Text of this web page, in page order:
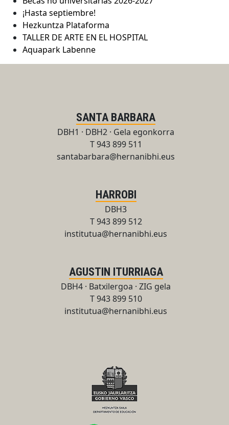
¡Hasta septiembre!
Hezkuntza Plataforma
TALLER DE ARTE EN EL HOSPITAL
Aquapark Labenne
SANTA BARBARA
DBH1 · DBH2 · Gela egonkorra
T 943 899 511
santabarbara@hernanibhi.eus
HARROBI
DBH3
T 943 899 512
institutua@hernanibhi.eus
AGUSTIN ITURRIAGA
DBH4 · Batxilergoa · ZIG gela
T 943 899 510
institutua@hernanibhi.eus